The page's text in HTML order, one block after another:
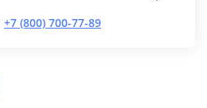
+7 (800) 700-77-89